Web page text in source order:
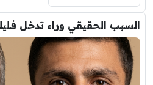
السبب الحقيقي وراء تدخل